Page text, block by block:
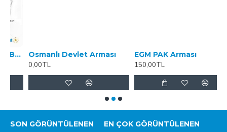
Osmanlı Devlet Arması
0,00TL
EGM PAK Arması
150,00TL
SON GÖRÜNTÜLENEN EN ÇOK GÖRÜNTÜLENEN